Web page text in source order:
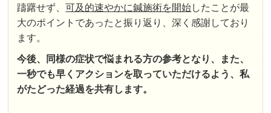
躊躇せず、可及的速やかに鍼施術を開始したことが最
大のポイントであったと振り返り、深く感謝しており
ます。
今後、同様の症状で悩まれる方の参考となり、また、
一秒でも早くアクションを取っていただけるよう、私
がたどった経過を共有します。